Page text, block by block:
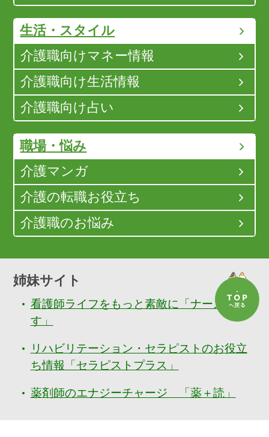
生活・スタイル
介護職向けマネー情報
介護職向け生活情報
介護職向け占い
職場・悩み
介護マンガ
介護の転職お役立ち
介護職のお悩み
姉妹サイト
看護師ライフをもっと素敵に「ナースぷら
す」
リハビリテーション・セラピストのお役立
ち情報「セラピストプラス」
薬剤師のエナジーチャージ 「薬＋読」